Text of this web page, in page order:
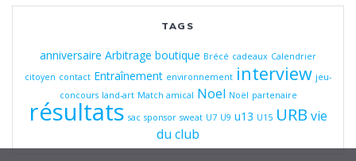
TAGS
anniversaire Arbitrage boutique Brécé cadeaux Calendrier
citoyen contact Entraînement environnement interview jeu-
concours land-art Match amical Noel Noël partenaire
résultats sac sponsor sweat U7 U9 u13 U15 URB vie
du club